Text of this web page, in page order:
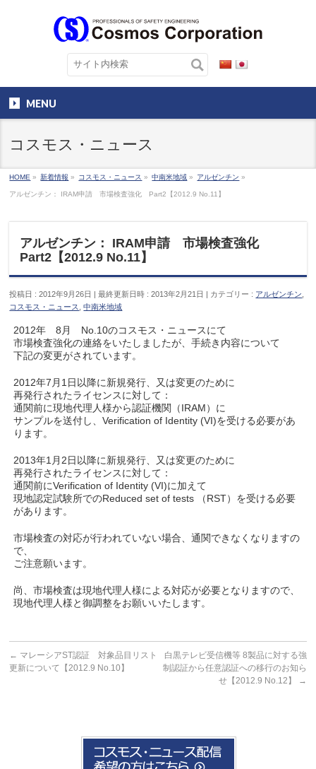
MENU
コスモス・ニュース
HOME » 新着情報 » コスモス・ニュース » 中南米地域 » アルゼンチン »
アルゼンチン： IRAM申請 市場検査強化 Part2【2012.9 No.11】
アルゼンチン： IRAM申請 市場検査強化
Part2【2012.9 No.11】
投稿日 : 2012年9月26日 最終更新日時 : 2013年2月21日 カテゴリー : アルゼンチン
コスモス・ニュース
,中南米地域
2012年 8月 No.10のコスモス・ニュースにて
市場検査強化の連絡をいたしましたが、手続き内容について
下記の変更がされています。
2012年7月1日以降に新規発行、又は変更のために
再発行されたライセンスに対して：
通関前に現地代理人様から認証機関（IRAM）に
サンプルを送付し、Verification of Identity (VI)を受ける必要があ
ります。
2013年1月2日以降に新規発行、又は変更のために
再発行されたライセンスに対して：
通関前にVerification of Identity (VI)に加えて
現地認定試験所でのReduced set of tests （RST）を受ける必要
があります。
市場検査の対応が行われていない場合、通関できなくなりますの
で、
ご注意願います。
尚、市場検査は現地代理人様による対応が必要となりますので、
現地代理人様と御調整をお願いいたします。
← マレーシアST認証 対象品目リスト
更新について【2012.9 No.10】
白黒テレビ受信機等 8製品に対する強
制認証から任意認証への移行のお知ら
せ【2012.9 No.12】
→